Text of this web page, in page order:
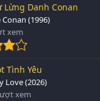
Lừng Danh Conan
(1996)
xem
Tình Yêu
Love (2026)
xem